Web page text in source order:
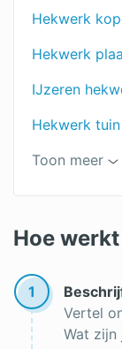
Hekwerk
Hekwerk
IJzeren
Hekwerk tuin
Aluminium
Beton
Elektrisch
Toon meer
Hoe
1
Vertel
Wat zijn